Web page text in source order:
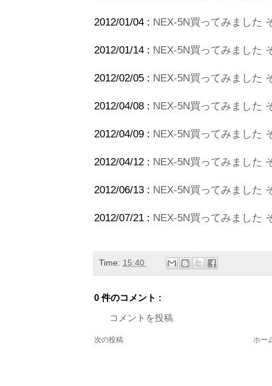
2012/01/04 : NEX-5N買ってみました
2012/01/14 : NEX-5N買ってみました
2012/02/05 : NEX-5N買ってみました
2012/04/08 : NEX-5N買ってみました
2012/04/09 : NEX-5N買ってみました
2012/04/12 : NEX-5N買ってみました
2012/06/13 : NEX-5N買ってみました
2012/07/21 : NEX-5N買ってみました
Time: 15:40
0 件のコメント :
コメントを投稿
次の投稿 ホー